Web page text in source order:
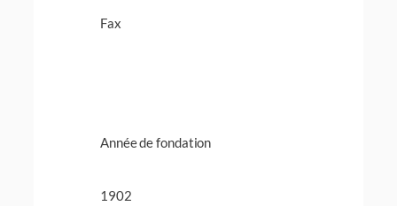
Fax
Année de fondation
1902